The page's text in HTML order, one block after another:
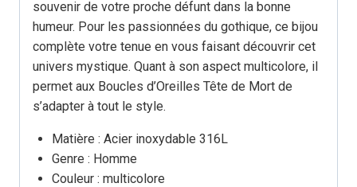
souvenir de votre proche défunt dans la bonne
humeur. Pour les passionnées du gothique, ce bijou
complète votre tenue en vous faisant découvrir cet
univers mystique. Quant à son aspect multicolore, il
permet aux Boucles d’Oreilles Tête de Mort de
s’adapter à tout le style.
Matière : Acier inoxydable 316L
Genre : Homme
Couleur : multicolore